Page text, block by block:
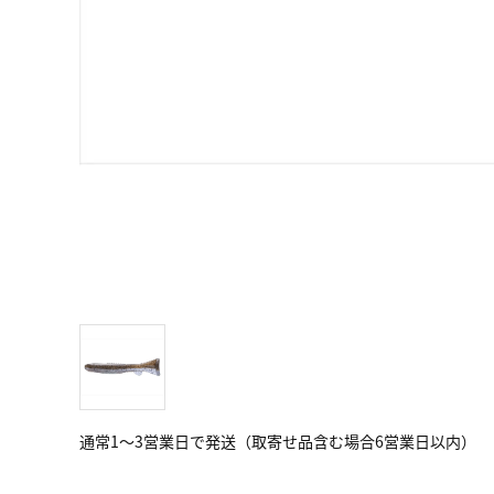
通常1～3営業日で発送（取寄せ品含む場合6営業日以内）